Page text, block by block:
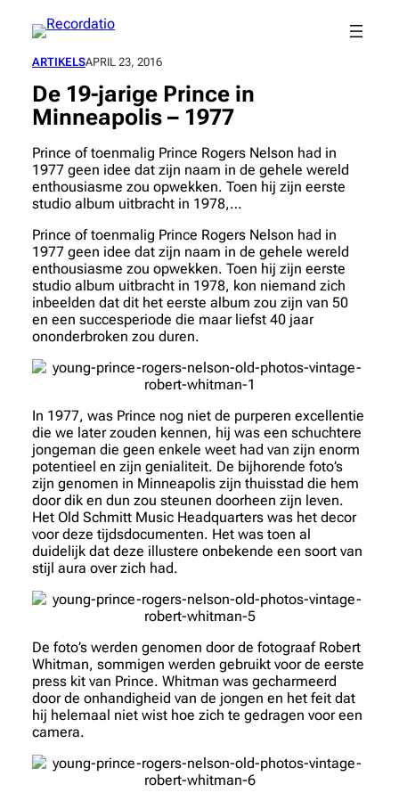
naar
inhoudARTIKELSAPRIL 23, 2016
De 19-jarige Prince in
Minneapolis – 1977
Prince of toenmalig Prince Rogers Nelson had in
1977 geen idee dat zijn naam in de gehele wereld
enthousiasme zou opwekken. Toen hij zijn eerste
studio album uitbracht in 1978,…
Prince of toenmalig Prince Rogers Nelson had in
1977 geen idee dat zijn naam in de gehele wereld
enthousiasme zou opwekken. Toen hij zijn eerste
studio album uitbracht in 1978, kon niemand zich
inbeelden dat dit het eerste album zou zijn van 50
en een succesperiode die maar liefst 40 jaar
ononderbroken zou duren.
In 1977, was Prince nog niet de purperen excellentie
die we later zouden kennen, hij was een schuchtere
jongeman die geen enkele weet had van zijn enorm
potentieel en zijn genialiteit. De bijhorende foto’s
zijn genomen in Minneapolis zijn thuisstad die hem
door dik en dun zou steunen doorheen zijn leven.
Het Old Schmitt Music Headquarters was het decor
voor deze tijdsdocumenten. Het was toen al
duidelijk dat deze illustere onbekende een soort van
stijl aura over zich had.
De foto’s werden genomen door de fotograaf Robert
Whitman, sommigen werden gebruikt voor de eerste
press kit van Prince. Whitman was gecharmeerd
door de onhandigheid van de jongen en het feit dat
hij helemaal niet wist hoe zich te gedragen voor een
camera.